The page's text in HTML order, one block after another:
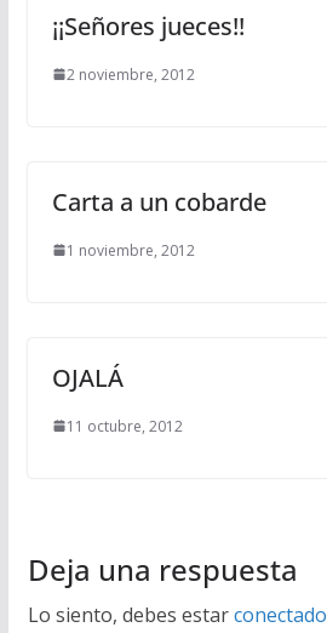
¡¡Señores jueces!!
2 noviembre, 2012
Carta a un cobarde
1 noviembre, 2012
OJALÁ
11 octubre, 2012
Deja una respuesta
Lo siento, debes estarconectado